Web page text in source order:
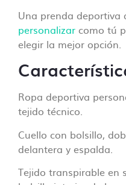
Una prenda deportiva
personalizar como tú
elegir la mejor opción.
Ropa deportiva
tejido técnico.
Cuello con bolsillo,
delantera y espalda.
Tejido transpirable en